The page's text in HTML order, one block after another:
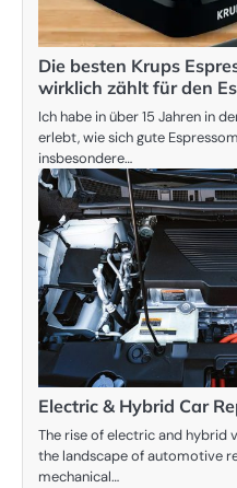
Die besten Krups
wirklich zählt für den
Ich habe in über 15 Jahren in
erlebt, wie sich gute
insbesondere…
Electric & Hybrid Car
The rise of electric and hybrid
the landscape of automotive
mechanical…